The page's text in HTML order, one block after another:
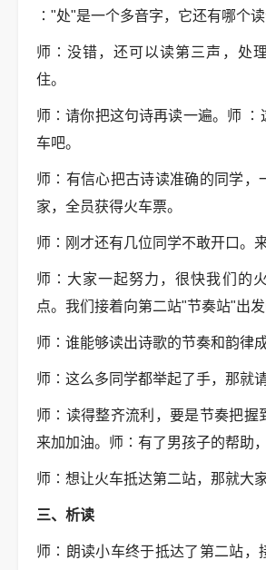
∶"处"是一个多音字，它还有哪个
师 ∶ 没错，还可以读第三声，处
住。
师 ∶请你把这句诗再读一遍。师 ∶
车吧。
师 ∶ 有信心把古诗读准确的同学，
家，全员获得火车票。
师 ∶ 刚才还有几位同学不敢开口。
师 ∶ 大家一起努力，很快我们的
点。我们接着向第二站"节奏站"出发
师 ∶ 谁能够读出诗歌的节奏和韵律
师 ∶ 这么多同学都举起了手，那就
师 ∶ 读得整齐流利，要是节奏把握
来加加油。师 ∶ 有了男孩子的帮助
师 ∶ 想让火车抵达第二站，那就大
三、析读
师 ∶ 朗读小车终于抵达了第二站，